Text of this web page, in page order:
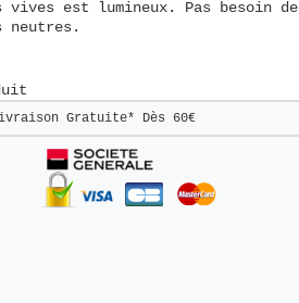
vives est lumineux. Pas
neutres.
Gratuite* Dès 60€